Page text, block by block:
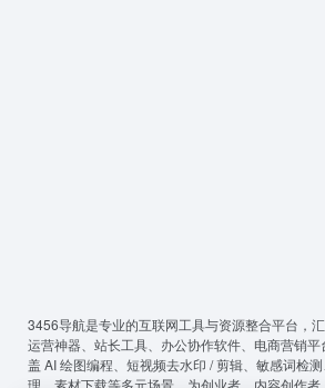
3456导航是专业的互联网工具与资源整合平台，
运营神器、站长工具、办公协作软件、电商营销
盖 AI 绘图编程、短视频去水印 / 剪辑、敏感词检测
理、素材下载等多元场景，为创业者、内容创作